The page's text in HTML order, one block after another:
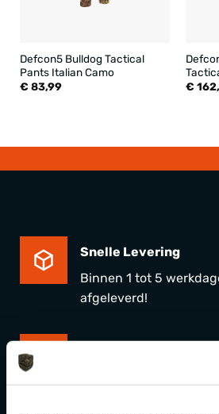
Defcon5 Bulldog Tactical
Pants Italian Camo
€ 83,99
€
Snelle Levering
Binnen 1 tot 5
afgeleverd!